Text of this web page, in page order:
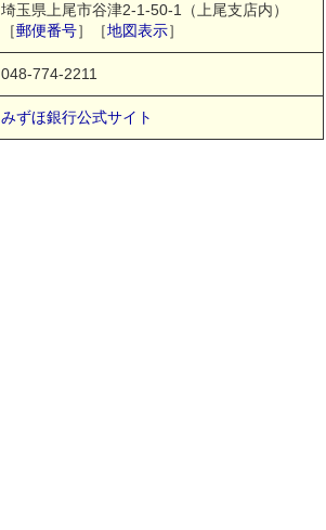
埼玉県上尾市谷津2-1-50-1（上尾支店内）
［郵便番号］［地図表示］
048-774-2211
みずほ銀行公式サイト